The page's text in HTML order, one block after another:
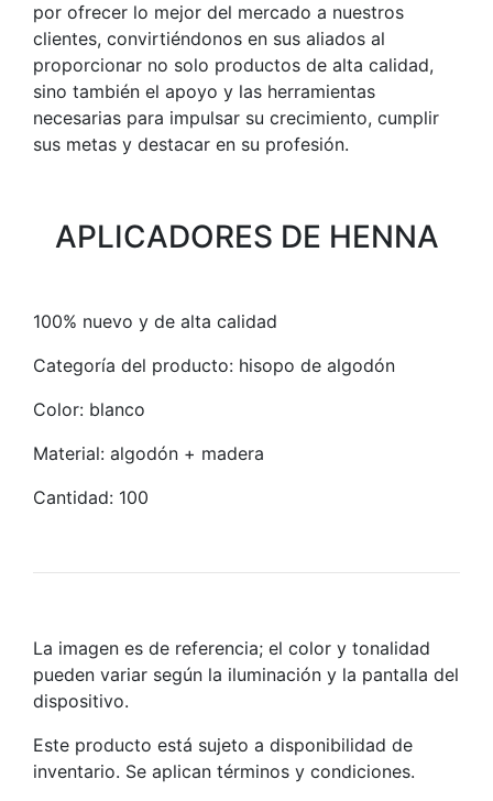
por ofrecer lo mejor del mercado a nuestros
clientes, convirtiéndonos en sus aliados al
proporcionar no solo productos de alta calidad,
sino también el apoyo y las herramientas
necesarias para impulsar su crecimiento, cumplir
sus metas y destacar en su profesión.
APLICADORES DE HENNA
100% nuevo y de alta calidad
Categoría del producto: hisopo de algodón
Color: blanco
Material: algodón + madera
Cantidad: 100
La imagen es de referencia; el color y tonalidad
pueden variar según la iluminación y la pantalla del
dispositivo.
Este producto está sujeto a disponibilidad de
inventario. Se aplican términos y condiciones.